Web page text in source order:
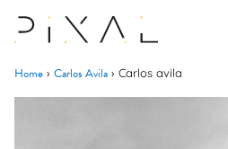
Home › Carlos Avila › Carlos avila